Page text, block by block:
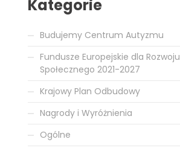
Kategorie
Budujemy Centrum Autyzmu
Fundusze Europejskie dla Rozwoju
Społecznego 2021-2027
Krajowy Plan Odbudowy
Nagrody i Wyróżnienia
Ogólne